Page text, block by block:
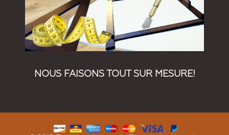
NOUS FAISONS TOUT SUR MESURE!